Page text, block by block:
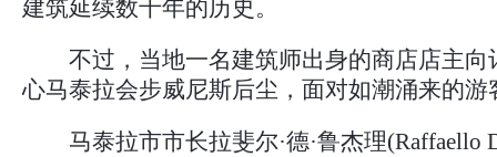
建筑延续数千年的历史。
不过，当地一名建筑师出身的商店店主向
心马泰拉会步威尼斯后尘，面对如潮涌来的游
马泰拉市市长拉斐尔·德·鲁杰理(Raffaello